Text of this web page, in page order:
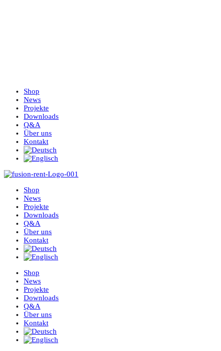
Shop
News
Projekte
Downloads
Q&A
Über uns
Kontakt
Shop
News
Projekte
Downloads
Q&A
Über uns
Kontakt
Shop
News
Projekte
Downloads
Q&A
Über uns
Kontakt